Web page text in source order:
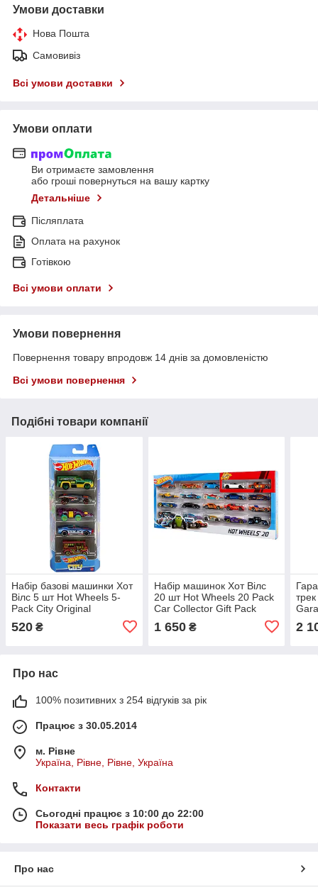
Умови доставки
Нова Пошта
Самовивіз
Всі умови доставки
Умови оплати
Ви отримаєте замовлення
або гроші повернуться на вашу картку
Детальніше
Післяплата
Оплата на рахунок
Готівкою
Всі умови оплати
Умови повернення
Повернення товару впродовж 14 днів за домовленістю
Всі умови повернення
Подібні товари компанії
Набір базові машинки Хот
Вілс 5 шт Hot Wheels 5-
Pack City Original
520 ₴
Набір машинок Хот Вілс
20 шт Hot Wheels 20 Pack
Car Collector Gift Pack
1 650₴ 2
Про нас
100% позитивних з 254 відгуків за рік
Працює з 30.05.2014
м. Рівне
Україна, Рівне, Рівне, Україна
Контакти
Сьогодні працює з 10:00 до 22:00
Показати весь графік роботи
Про нас